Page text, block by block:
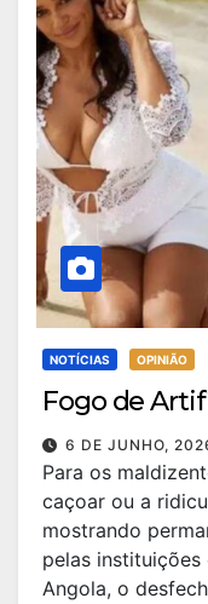
NOTÍCIAS OPINIÃO
Fogo de
6 DE JUNHO,
Para os
caçoar ou a
mostrando
pelas
Angola, o